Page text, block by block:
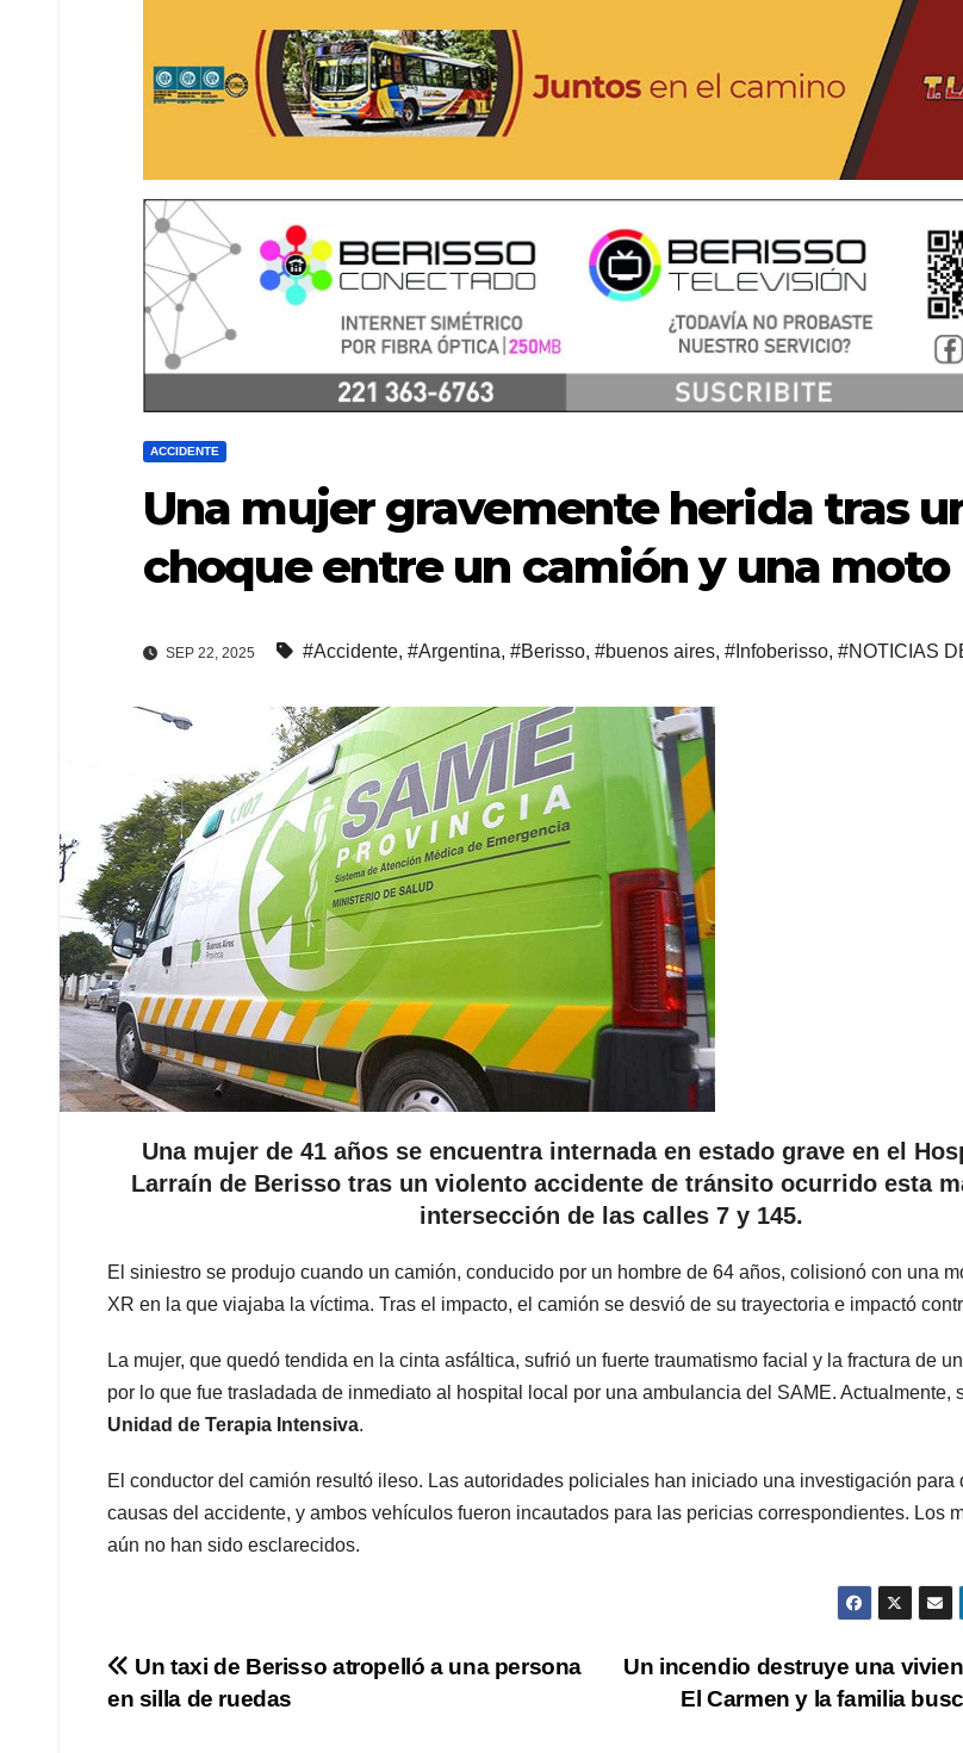
ACCIDENTE
Una mujer gravemente herida tras
choque entre un camión y una moto
SEP 22, 2025 #Accidente, #Argentina, #Berisso, #buenos aires, #Infoberisso, #NOTICIAS
Una mujer de 41 años se encuentra internada en estado grave en el
Larraín de Berisso tras un violento accidente de tránsito ocurrido esta
intersección de las calles 7 y 145.
El siniestro se produjo cuando un camión, conducido por un hombre de 64 años, colisionó con una
XR en la que viajaba la víctima. Tras el impacto, el camión se desvió de su trayectoria e impactó
La mujer, que quedó tendida en la cinta asfáltica, sufrió un fuerte traumatismo facial y la fractura de
por lo que fue trasladada de inmediato al hospital local por una ambulancia del SAME. Actualmente,
Unidad de Terapia Intensiva.
El conductor del camión resultó ileso. Las autoridades policiales han iniciado una investigación para
causas del accidente, y ambos vehículos fueron incautados para las pericias correspondientes. Los
aún no han sido esclarecidos.
Navegación
Un incendio destruye una
El Carmen y la familia
Un taxi de Berisso atropelló a una persona
en silla de ruedas